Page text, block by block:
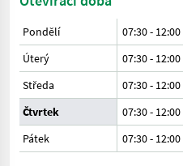
Pondělí 07:30 - 12:00
Úterý
07:30 - 12:00
Středa
07:30 - 12:00
Čtvrtek
07:30 - 12:00
Pátek
07:30 - 12:00